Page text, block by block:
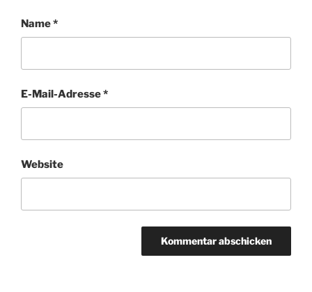
Name*
E-Mail-Adresse*
Website